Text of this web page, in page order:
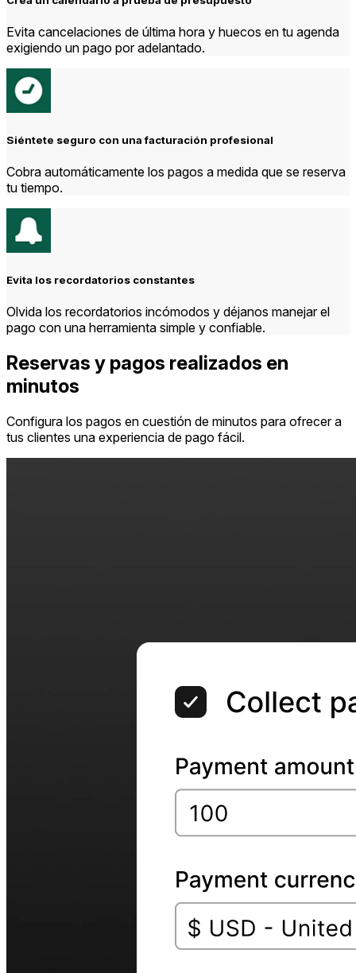
Evita cancelaciones de última hora y huecos en tu agenda
exigiendo un pago por adelantado.
Siéntete seguro con una facturación profesional
Cobra automáticamente los pagos a medida que se reserva
tu tiempo.
Evita los recordatorios constantes
Olvida los recordatorios incómodos y déjanos manejar el
pago con una herramienta simple y confiable.
Reservas y pagos realizados en
minutos
Configura los pagos en cuestión de minutos para ofrecer a
tus clientes una experiencia de pago fácil.